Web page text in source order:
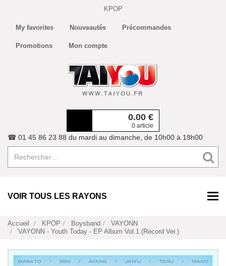
KPOP
My favorites Nouveautés Précommandes
Promotions Mon compte
0.00 €
0 article
☎ 01 45 86 23 88 du mardi au dimanche, de 10h00 à 19h00
VOIR TOUS LES RAYONS
Accueil KPOP Boysband
VAYONN
VAYONN - Youth Today - EP Album Vol.1 (Record Ver.)